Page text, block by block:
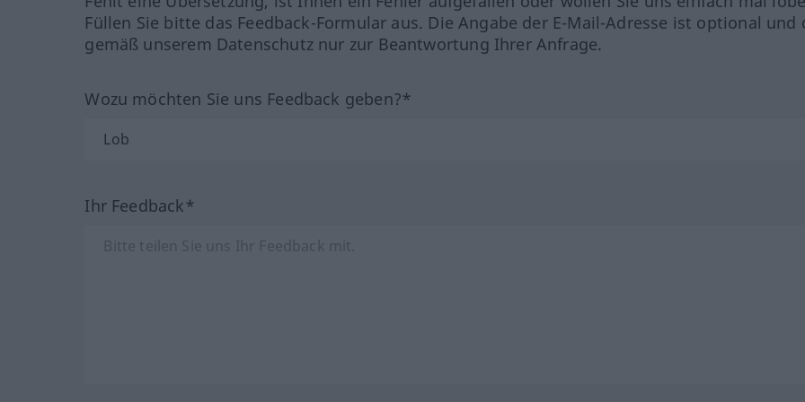
Füllen Sie bitte das Feedback-Formular aus. Die Angabe der E-Mail-Adresse ist optional und
gemäß unserem Datenschutz nur zur Beantwortung Ihrer Anfrage.
Wozu möchten Sie uns Feedback geben?*
Ihr Feedback*